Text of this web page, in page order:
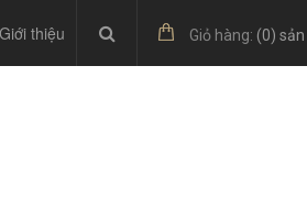
Giới thiệu Giỏ hàng: (0)